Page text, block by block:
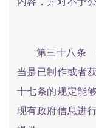
第三十八条
当是已制作或者
十七条的规定能
现有政府信息进